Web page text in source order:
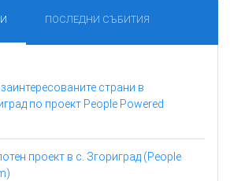
ПОСЛЕДНИ СЪБИТИЯ
страни в
по проект People Powered
проект в с. Згориград (People